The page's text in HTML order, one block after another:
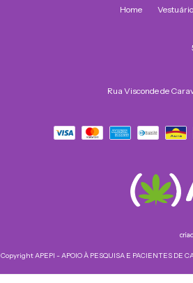
Home Vestuário
Rua Visconde de
Copyright APEPI - APOIO À PESQUISA E PACIENTES DE